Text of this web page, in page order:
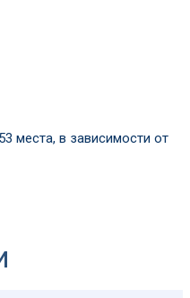
места, в зависимости от